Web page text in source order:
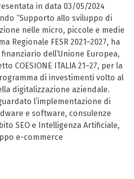
in data 03/05/2024
“Supporto allo sviluppo di
nelle micro, piccole e medie
Regionale FESR 2021–2027, ha
dell’Unione Europea,
COESIONE ITALIA 21–27, per la
di investimenti volto al
digitalizzazione aziendale.
l’implementazione di
e software, consulenze
SEO e Intelligenza Artificiale,
e-commerce